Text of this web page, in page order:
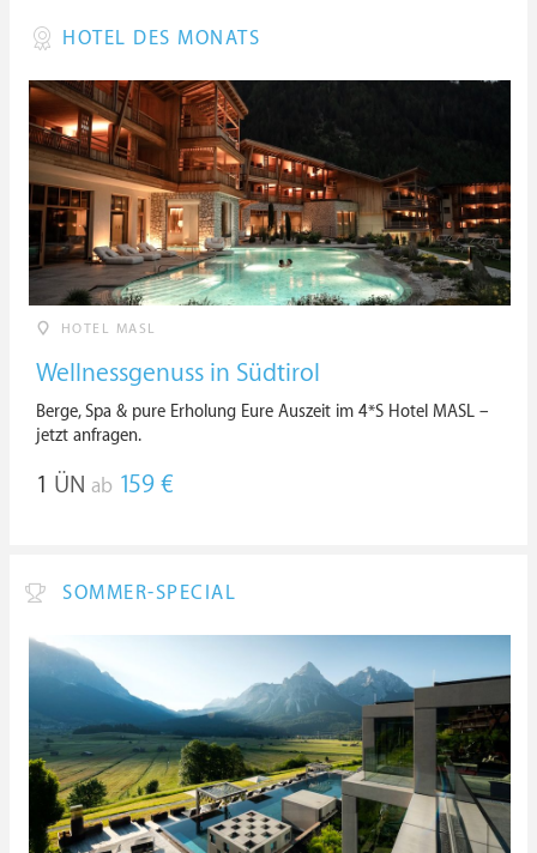
HOTEL DES MONATS
HOTEL MASL
Wellnessgenuss in Südtirol
Berge, Spa & pure Erholung Eure Auszeit im 4*S Hotel MASL –
jetzt anfragen.
1 ÜN ab 159 €
SOMMER-SPECIAL